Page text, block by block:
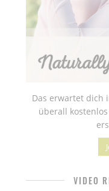
Das erwartet dich
überall
VIDEO